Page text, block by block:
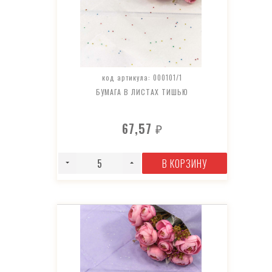
код артикула: 000101/1
БУМАГА В ЛИСТАХ ТИШЬЮ
67,57 ₽
В КОРЗИНУ